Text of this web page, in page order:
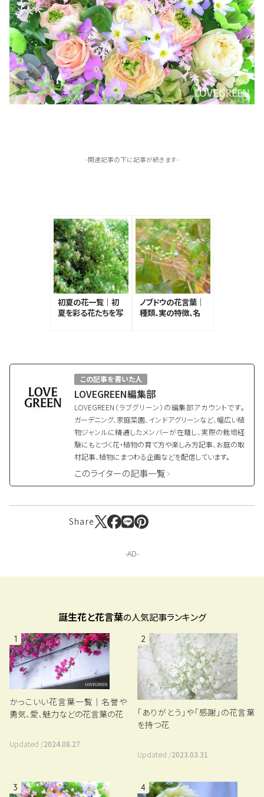
-関連記事の下に記事が続きます-
初夏の花一覧｜初
夏を彩る花たちを写
ノブドウの花言葉｜
種類、実の特徴、名
この記事を書いた人
LOVEGREEN編集部
LOVEGREEN（ラブグリーン）の編集部アカウントです。
ガーデニング、家庭菜園、インドアグリーンなど、幅広い植
物ジャンルに精通したメンバーが在籍し、実際の栽培経
験にもとづく花・植物の育て方や楽しみ方記事、お庭の取
材記事、植物にまつわる企画などを配信しています。
このライターの記事一覧
Share
誕生花と花言葉の人気記事ランキング
1
かっこいい花言葉一覧｜名誉や
勇気、愛、魅力などの花言葉の花
Updated /2024.08.27
2
「ありがとう」や「感謝」の花言葉
を持つ花
Updated /2023.03.31
3 4